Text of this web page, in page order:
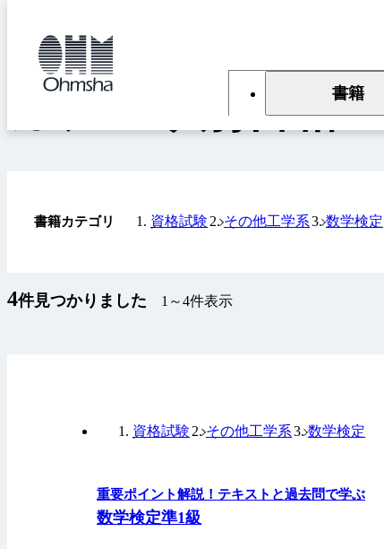
書籍
カテゴリ別書籍
書籍カテゴリ 資格試験 その他工学系 数学検定
4件見つかりました 1～4件表示
重要ポイント解説！テキストと過去問で学ぶ
数学検定準1級
資格試験 その他工学系 数学検定